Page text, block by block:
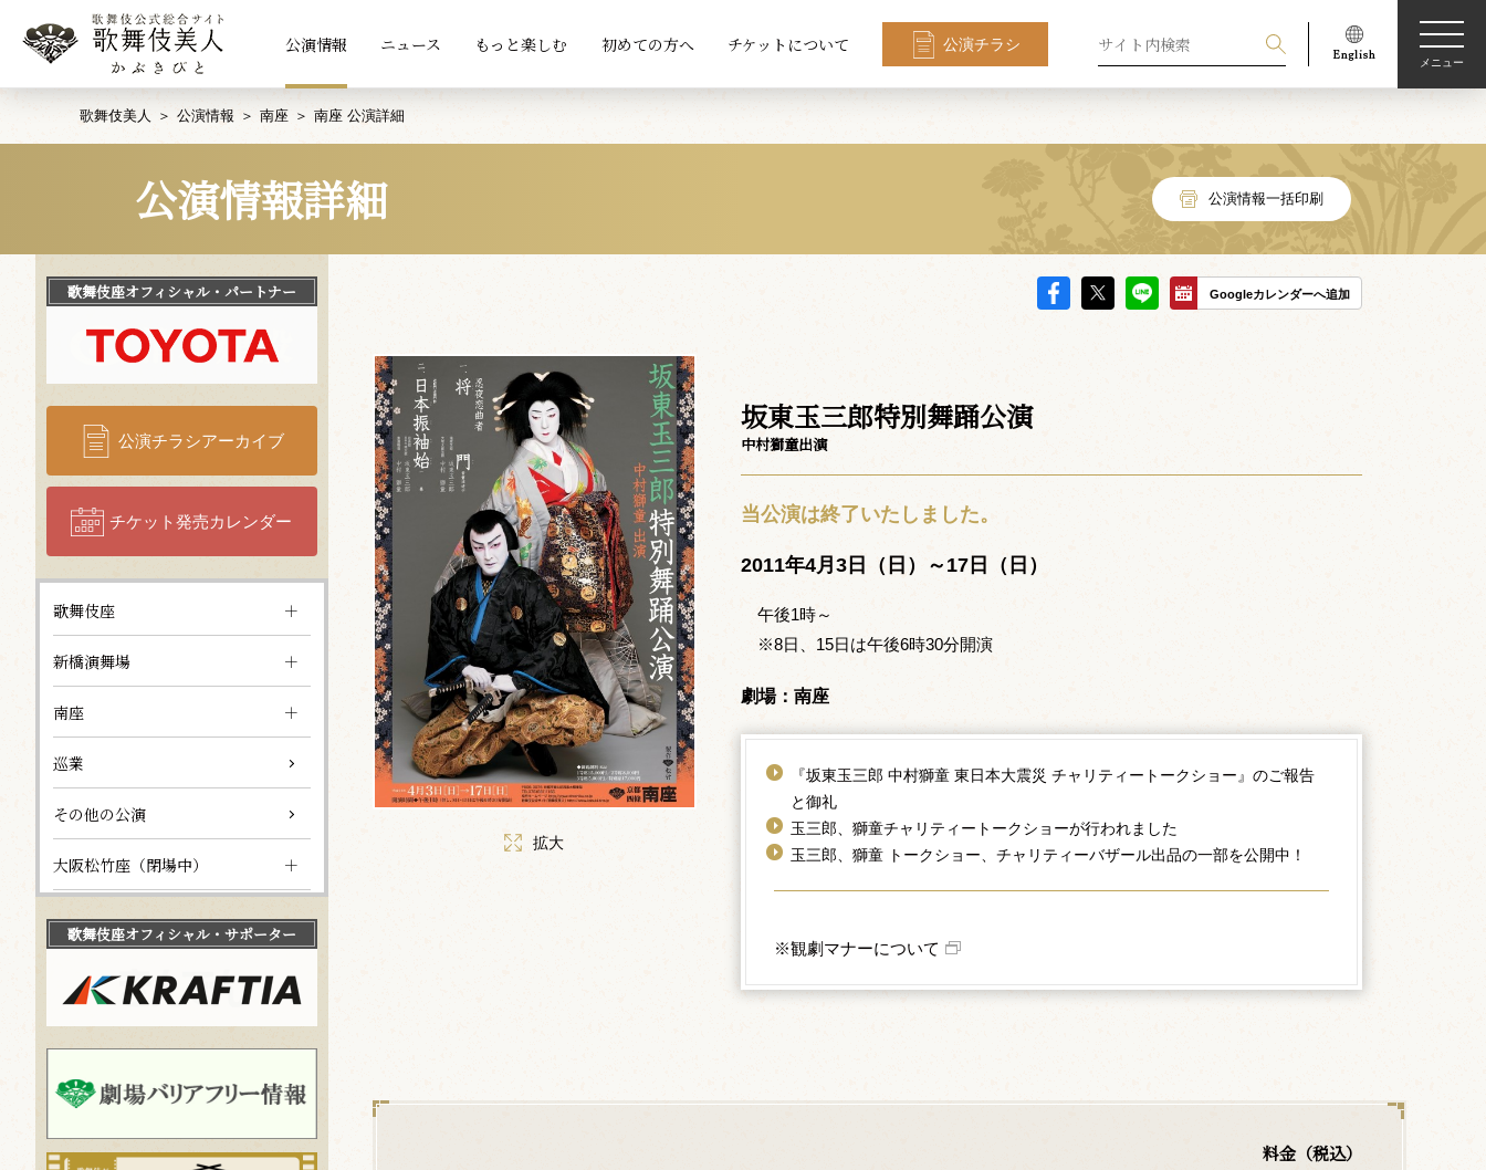
公演情報 ニュース もっと楽しむ 初めての方へ チケットについて 公演チラシ
メニュー
歌舞伎美人 公演情報 南座 南座 公演詳細
公演情報詳細 公演情報一括印刷
Googleカレンダーへ追加
拡大
坂東玉三郎特別舞踊公演
中村獅童出演
当公演は終了いたしました。
2011年4月3日（日）～17日（日）
午後1時～
※8日、15日は午後6時30分開演
劇場：南座
『坂東玉三郎 中村獅童 東日本大震災 チャリティートークショー』のご報告
と御礼
玉三郎、獅童チャリティートークショーが行われました
玉三郎、獅童 トークショー、チャリティーバザール出品の一部を公開中！
※観劇マナーについて
料金（税込）
歌舞伎座オフィシャル・パートナー
公演チラシアーカイブ
チケット発売カレンダー
歌舞伎座
新橋演舞場
南座
巡業
その他の公演
大阪松竹座（閉場中）
歌舞伎座オフィシャル・サポーター